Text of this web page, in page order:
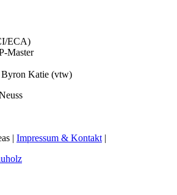
ECA)
Master
Katie (vtw)
| Impressum & Kontakt |